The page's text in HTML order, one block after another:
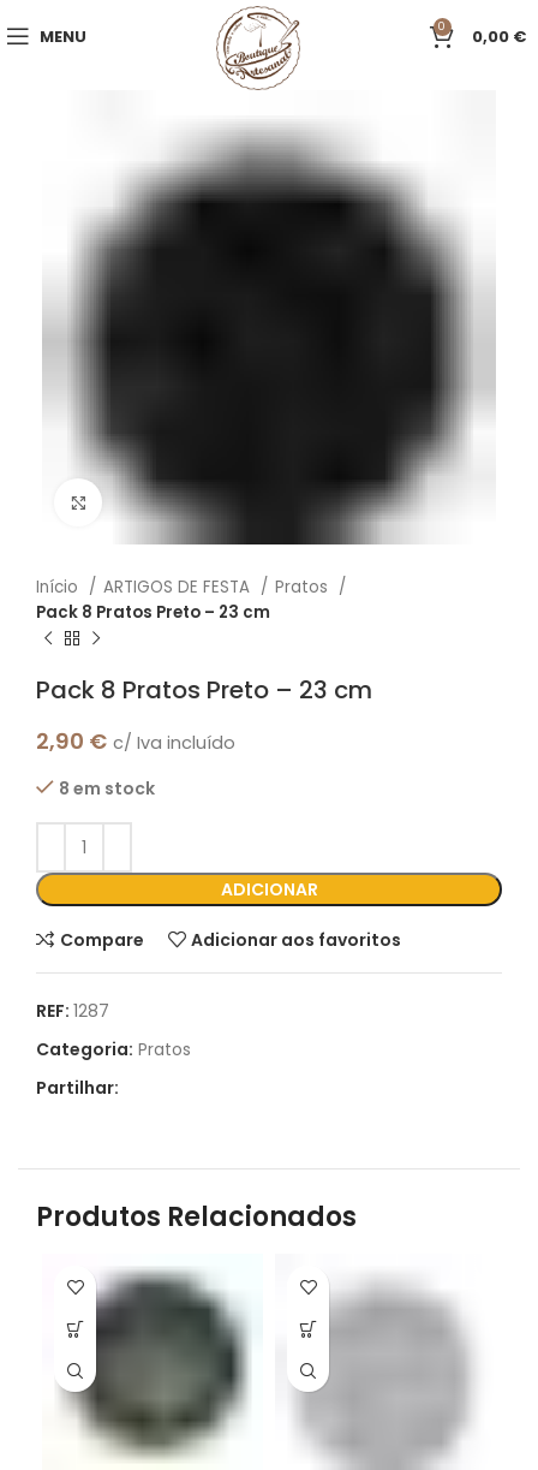
MENU 0 0,00 €
Click to enlarge
Início ARTIGOS DE FESTA
Pratos
Pack 8 Pratos Preto – 23 cm
Pack 8 Pratos Preto – 23 cm
2,90 € c/ Iva incluído
8 em stock
ADICIONAR
Compare Adicionar aos favoritos
REF: 1287
Categoria: Pratos
Partilhar:
Produtos Relacionados